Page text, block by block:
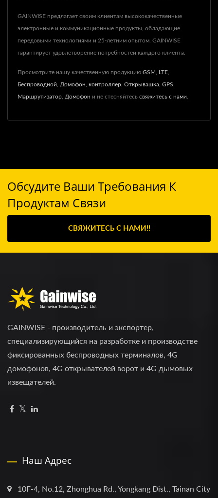
GAINWISE предлагает своим клиентам высококачественные
электронные и коммуникационные продукты, обладающие
передовыми технологиями и 25-летним опытом. GAINWISE
гарантирует удовлетворение потребностей каждого клиента.
Просмотрите нашу качественную продукцию GSM LTE
Беспроводной Домофон контроллер Открывашка GPS
Маршрутизатор Домофон и не стесняйтесь свяжитесь с нами
Обсудите Ваши Требования К
Продуктам Связи
СВЯЖИТЕСЬ С НАМИ!!
GAINWISE - производитель и экспортер,
специализирующийся на разработке и производстве
фиксированных беспроводных терминалов, 4G
домофонов, 4G открывателей ворот и 4G дымовых
извещателей.
Наш Адрес
10F-4, No.12, Zhonghua Rd., Yongkang Dist., Tainan City